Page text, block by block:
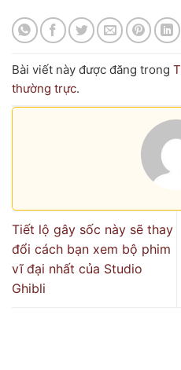
Bài viết này được đăng trong
thường trực.
Tiết lộ gây sốc này sẽ thay
đổi cách bạn xem bộ phim
vĩ đại nhất của Studio
Ghibli